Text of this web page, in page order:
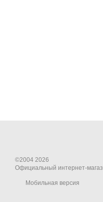
©2004 2026
Официальный интернет-
Мобильная версия